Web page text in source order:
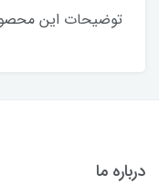
توضیحات این
درباره ما